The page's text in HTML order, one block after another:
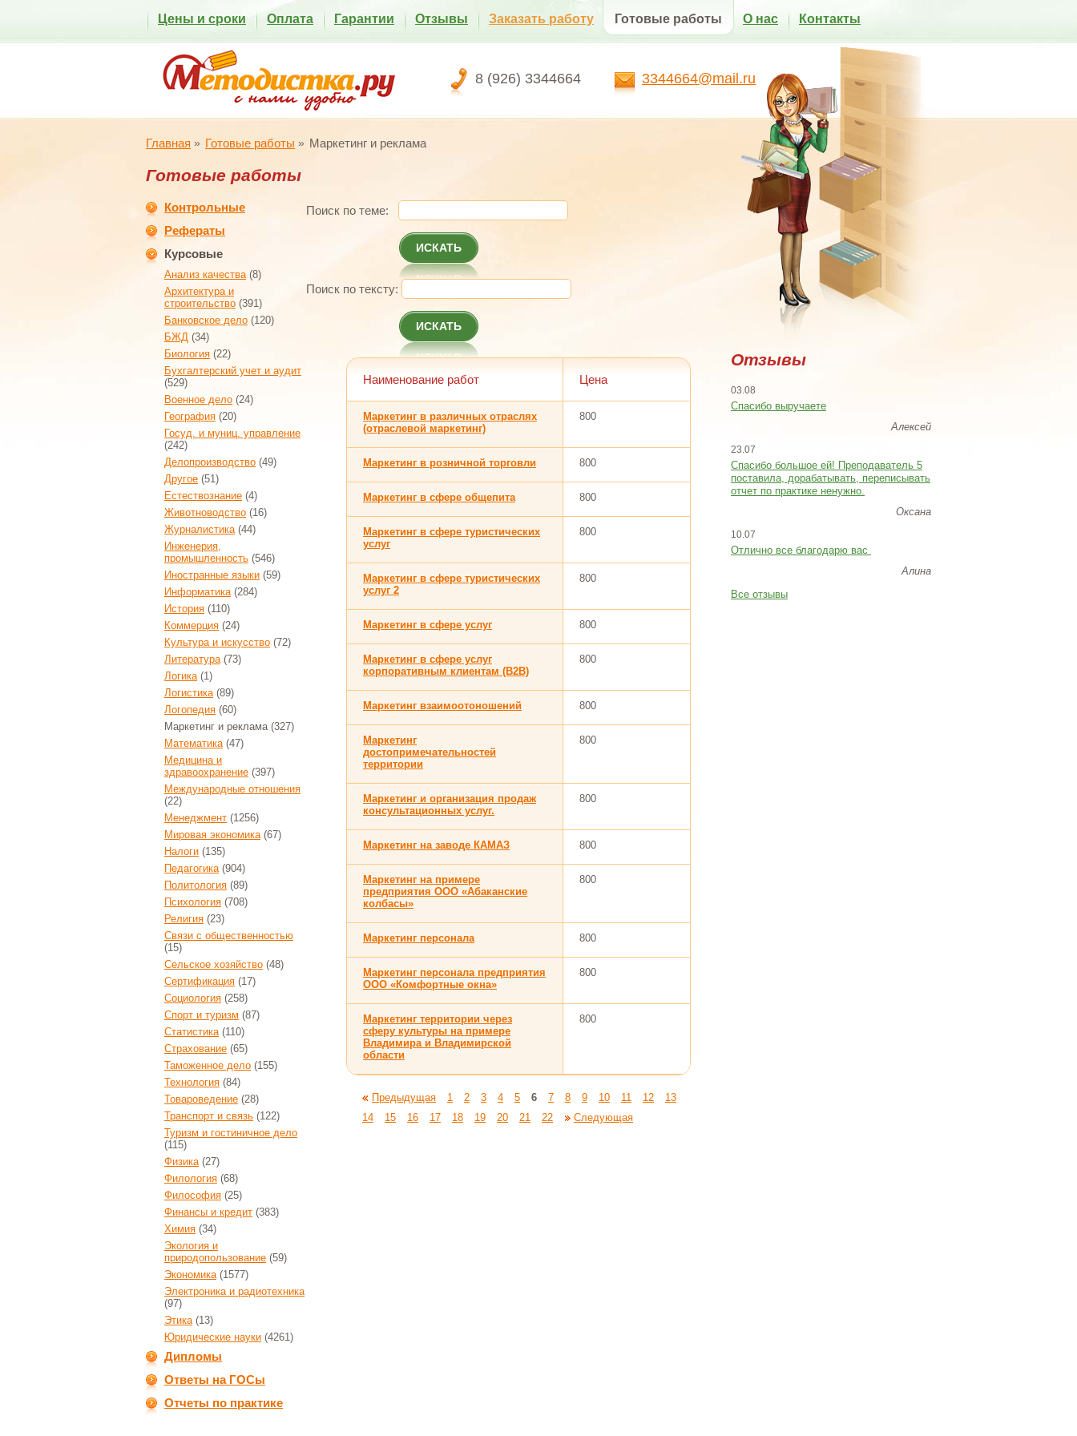
8 (926) 3344664 3344664@mail.ru
Цены и сроки Оплата Гарантии Отзывы Заказать работу Готовые работы О нас Контакты
Главная Готовые работы Маркетинг и реклама
Готовые работы
Контрольные
Рефераты
Курсовые
Анализ качества(8)
Архитектура и
строительство (391)
Банковское дело (120)
БЖД (34)
Биология (22)
Бухгалтерский учет и аудит
(529)
Военное дело (24)
География (20)
Госуд. и муниц. управление
(242)
Делопроизводство (49)
Другое (51)
Естествознание (4)
Животноводство (16)
Журналистика(44)
Инженерия,
промышленность (546)
Иностранные языки (59)
Информатика(284)
История (110)
Коммерция (24)
Культура и искусство (72)
Литература(73)
Логика(1)
Логистика(89)
Логопедия (60)
Маркетинг и реклама(327)
Математика(47)
Медицина и
здравоохранение (397)
Международные отношения
(22)
Менеджмент (1256)
Мировая экономика(67)
Налоги (135)
Педагогика(904)
Политология (89)
Психология (708)
Религия (23)
Связи с общественностью
(15)
Сельское хозяйство (48)
Сертификация (17)
Социология (258)
Спорт и туризм (87)
Статистика(110)
Страхование (65)
Таможенное дело (155)
Технология (84)
Товароведение (28)
Транспорт и связь (122)
Туризм и гостиничное дело
(115)
Физика(27)
Филология (68)
Философия (25)
Финансы и кредит (383)
Химия (34)
Экология и
природопользование (59)
Экономика(1577)
Электроника и радиотехника
(97)
Этика(13)
Юридические науки (4261)
Дипломы
Ответы на ГОСы
Отчеты по практике
Поиск по теме:
ИСКАТЬ
Поиск по тексту:
ИСКАТЬ
Наименование работ Цена
Маркетинг в различных отраслях
(отраслевой маркетинг)
800
Маркетинг в розничной торговли 800
Маркетинг в сфере общепита 800
Маркетинг в сфере туристических
услуг
800
Маркетинг в сфере туристических
услуг 2
800
Маркетинг в сфере услуг 800
Маркетинг в сфере услуг
корпоративным клиентам (В2В)
800
Маркетинг взаимоотоношений 800
Маркетинг
достопримечательностей
территории
800
Маркетинг и организация продаж
консультационных услуг.
800
Маркетинг на заводе КАМАЗ 800
Маркетинг на примере
предприятия ООО «Абаканские
колбасы»
800
Маркетинг персонала 800
Маркетинг персонала предприятия
ООО «Комфортные окна»
800
Маркетинг территории через
сферу культуры на примере
Владимира и Владимирской
области
800
Предыдущая 1 2 3 4 5 6 7 8 9 10 11 12
13
14
15 16 17 18 19 20 21 22 Следующая
Отзывы
03.08
Спасибо выручаете
Алексей
23.07
Cпасибо большое ей! Преподаватель 5
поставила, дорабатывать, переписывать
отчет по практике ненужно.
Оксана
10.07
Отлично все благодарю вас
Алина
Все отзывы